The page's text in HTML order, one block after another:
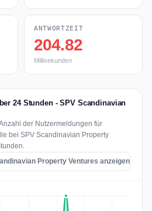
ANTWORTZEIT
204.82
Millisekunden
24 Stunden - SPV Scandinavian
der Nutzermeldungen für
bei SPV Scandinavian Property
Property Ventures anzeigen